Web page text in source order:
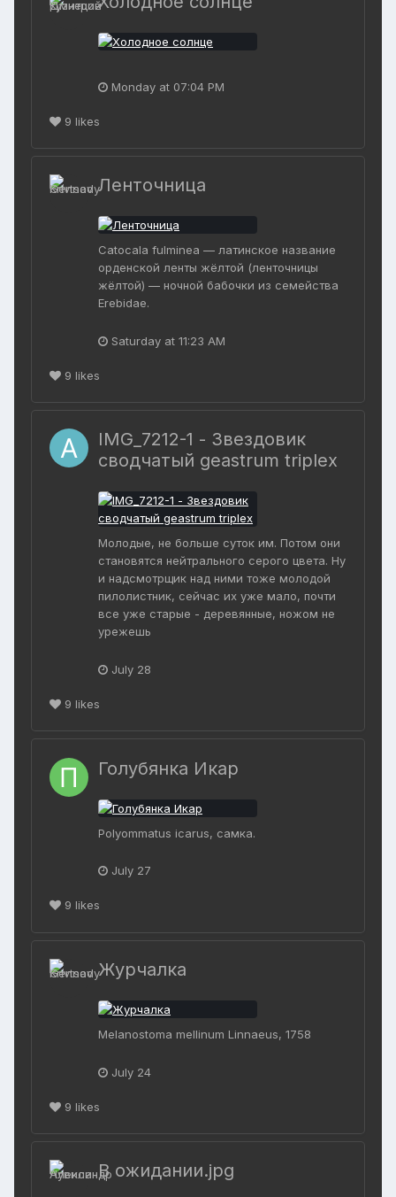
Monday at 07:04 PM
9 likes
Ленточница
Catocala fulminea — латинское название
орденской ленты жёлтой (ленточницы
жёлтой) — ночной бабочки из семейства
Erebidae.
Saturday at 11:23 AM
9 likes
IMG_7212-1 - Звездовик
сводчатый geastrum triplex
Молодые, не больше суток им. Потом они
становятся нейтрального серого цвета. Ну
и надсмотрщик над ними тоже молодой
пилолистник, сейчас их уже мало, почти
все уже старые - деревянные, ножом не
урежешь
July 28
9 likes
Голубянка Икар
Polyommatus icarus, самка.
July 27
9 likes
Журчалка
Melanostoma mellinum Linnaeus, 1758
July 24
9 likes
В ожидании.jpg